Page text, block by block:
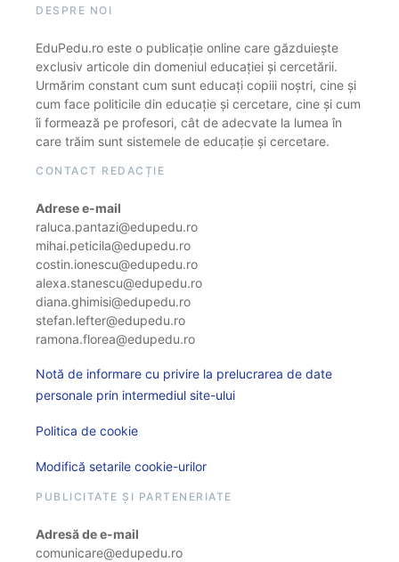
DESPRE NOI
EduPedu.ro este o publicație online care găzduiește
exclusiv articole din domeniul educației și cercetării.
Urmărim constant cum sunt educați copiii noștri, cine și
cum face politicile din educație și cercetare, cine și cum
îi formează pe profesori, cât de adecvate la lumea în
care trăim sunt sistemele de educație și cercetare.
CONTACT REDACȚIE
Adrese e-mail
raluca.pantazi@edupedu.ro
mihai.peticila@edupedu.ro
costin.ionescu@edupedu.ro
alexa.stanescu@edupedu.ro
diana.ghimisi@edupedu.ro
stefan.lefter@edupedu.ro
ramona.florea@edupedu.ro
Notă de informare cu privire la prelucrarea de date
personale prin intermediul site-ului
Politica de cookie
Modifică setarile cookie-urilor
PUBLICITATE ȘI PARTENERIATE
Adresă de e-mail
comunicare@edupedu.ro